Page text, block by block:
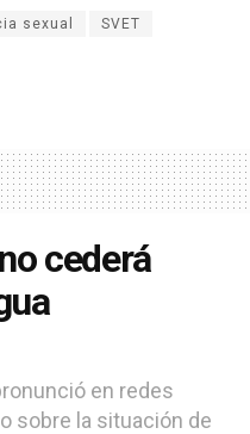
sexual SVET
cederá
en redes
sobre la situación de